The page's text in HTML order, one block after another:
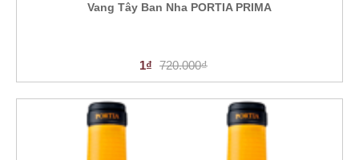
Vang Tây Ban Nha PORTIA PRIMA
1₫ 720.000₫